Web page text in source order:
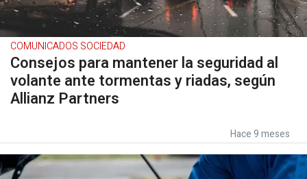
COMUNICADOS SOCIEDAD
Consejos para mantener la seguridad al
volante ante tormentas y riadas, según
Allianz Partners
Hace 9 meses